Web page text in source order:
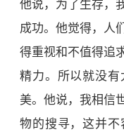
他说，为了生存，
成功。他觉得，人
得重视和不值得追
精力。所以就没
美。他说，我相信
物的搜寻，这并